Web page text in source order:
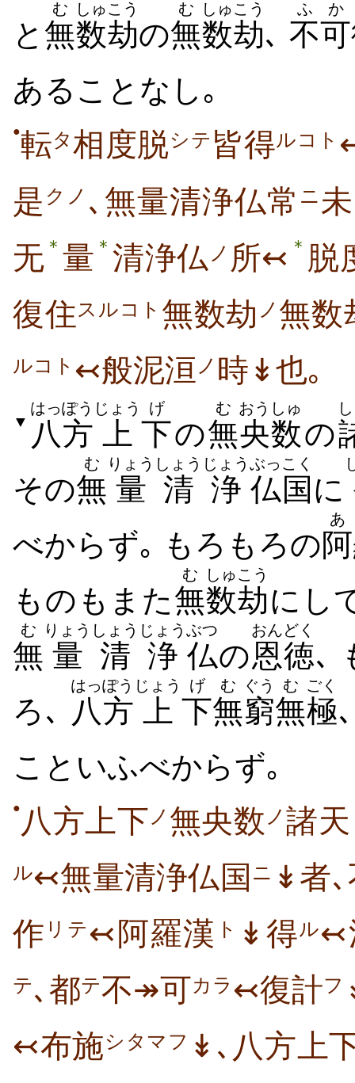
と 無
む
数
しゅ
劫
こう
の無
む
数
しゅ
劫
こう
､ 不可
ふか
あることなし｡
●転タ相度脱シテ 皆得ルコト
是 クノ ､無量清浄仏常 ニ 未
无 ＊ 量 ＊ 清浄仏 ノ 所↢ ＊ 脱
復住 スルコト 無数劫 ノ 無数
ルコト ↢般泥洹 ノ 時↡也｡
▼ 八方
はっぽう
上
じょう
下
げ
の無
む
央数
おうしゅ
の
その無
む
量
りょう
清浄
しょうじょう
仏国
ぶっこく
に
べからず｡ もろもろの
ものもまた無
む
数
しゅ
劫
こう
にし
無
む
量
りょう
清浄
しょうじょう
仏
ぶつ
の恩徳
おんどく
､
ろ､
八方
はっぽう
上
じょう
下
げ
無
む
窮
ぐう
無
む
極
ごく
こといふべからず｡
● 八方上下 ノ 無央数 ノ 諸
ル↢無量清浄仏国 ニ ↡者
作 リテ ↢阿羅漢 ト ↡得ル↢
テ､都テ不↠可カラ ↢復計フ
↢布施シタマフ ↡､八方上